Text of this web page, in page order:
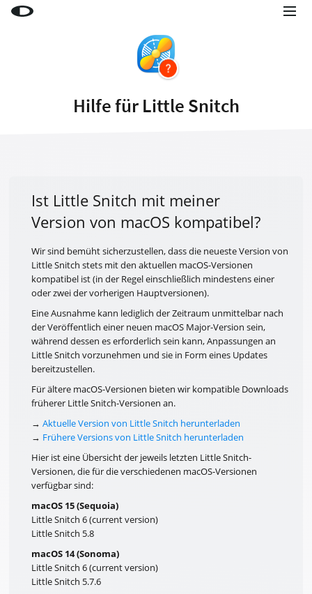
LaunchBar
Shop
Support
Blog
Hilfe für Little Snitch
Ist Little Snitch mit meiner
Version von macOS kompatibel?
Wir sind bemüht sicherzustellen, dass die neueste Version von
Little Snitch stets mit den aktuellen macOS-Versionen
kompatibel ist (in der Regel einschließlich mindestens einer
oder zwei der vorherigen Hauptversionen).
Eine Ausnahme kann lediglich der Zeitraum unmittelbar nach
der Veröffentlich einer neuen macOS Major-Version sein,
während dessen es erforderlich sein kann, Anpassungen an
Little Snitch vorzunehmen und sie in Form eines Updates
bereitzustellen.
Für ältere macOS-Versionen bieten wir kompatible Downloads
früherer Little Snitch-Versionen an.
→ Aktuelle Version von Little Snitch herunterladen
→ Frühere Versions von Little Snitch herunterladen
Hier ist eine Übersicht der jeweils letzten Little Snitch-
Versionen, die für die verschiedenen macOS-Versionen
verfügbar sind:
macOS 15 (Sequoia)
Little Snitch 6 (current version)
Little Snitch 5.8
macOS 14 (Sonoma)
Little Snitch 6 (current version)
Little Snitch 5.7.6